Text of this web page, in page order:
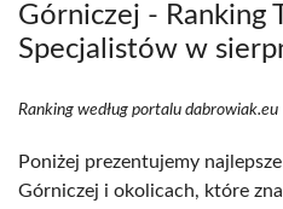
Górniczej - Ranking
Specjalistów w
Ranking według portalu dabrowiak.eu
Poniżej prezentujemy
Górniczej i okolicach, które